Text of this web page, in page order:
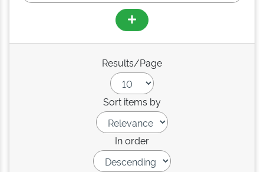
Results/Page
Sort items by
In order